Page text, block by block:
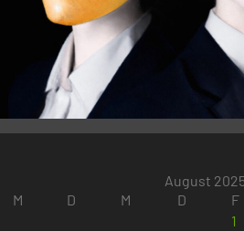
August
M
D M D F
1